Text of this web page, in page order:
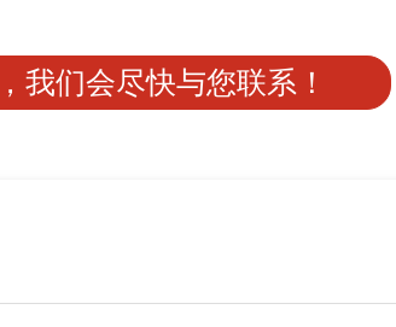
我们会尽快与您联系！